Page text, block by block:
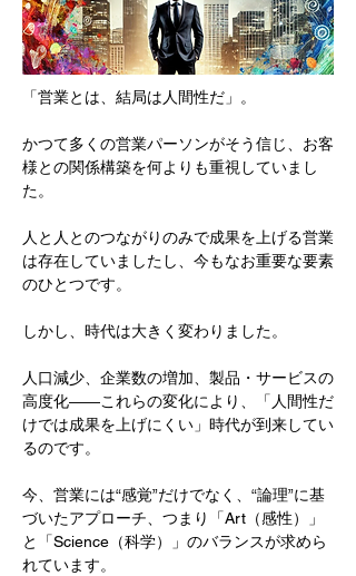
「営業とは、結局は人間性だ」。
かつて多くの営業パーソンがそう信じ、お客
様との関係構築を何よりも重視していまし
た。
人と人とのつながりのみで成果を上げる営業
は存在していましたし、今もなお重要な要素
のひとつです。
しかし、時代は大きく変わりました。
人口減少、企業数の増加、製品・サービスの
高度化――これらの変化により、「人間性だ
けでは成果を上げにくい」時代が到来してい
るのです。
今、営業には“感覚”だけでなく、“論理”に基
づいたアプローチ、つまり「Art（感性）」
と「Science（科学）」のバランスが求めら
れています。